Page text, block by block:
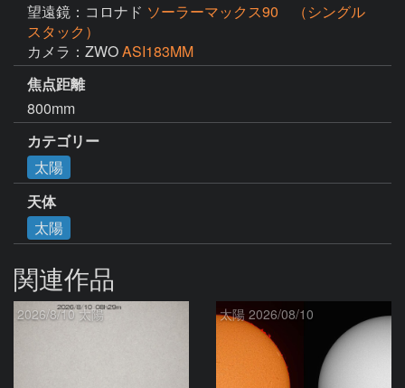
望遠鏡：コロナド ソーラーマックス90 （シングル
スタック）
カメラ：ZWOASI183MM
焦点距離
800mm
カテゴリー
太陽
天体
太陽
関連作品
2026/8/10 太陽 太陽 2026/08/10